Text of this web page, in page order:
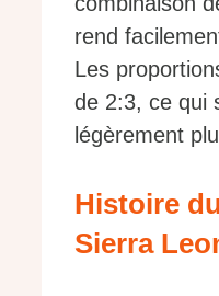
rend
Les
de 2:3, ce qui
légèrement
Histoire
Sierra